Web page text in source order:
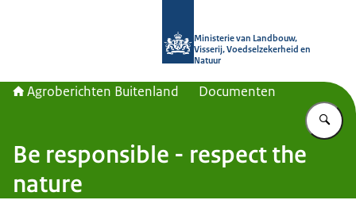
Ministerie van Landbouw,
Visserij, Voedselzekerheid en
Natuur
Agroberichten Buitenland Documenten
Be responsible - respect the
nature